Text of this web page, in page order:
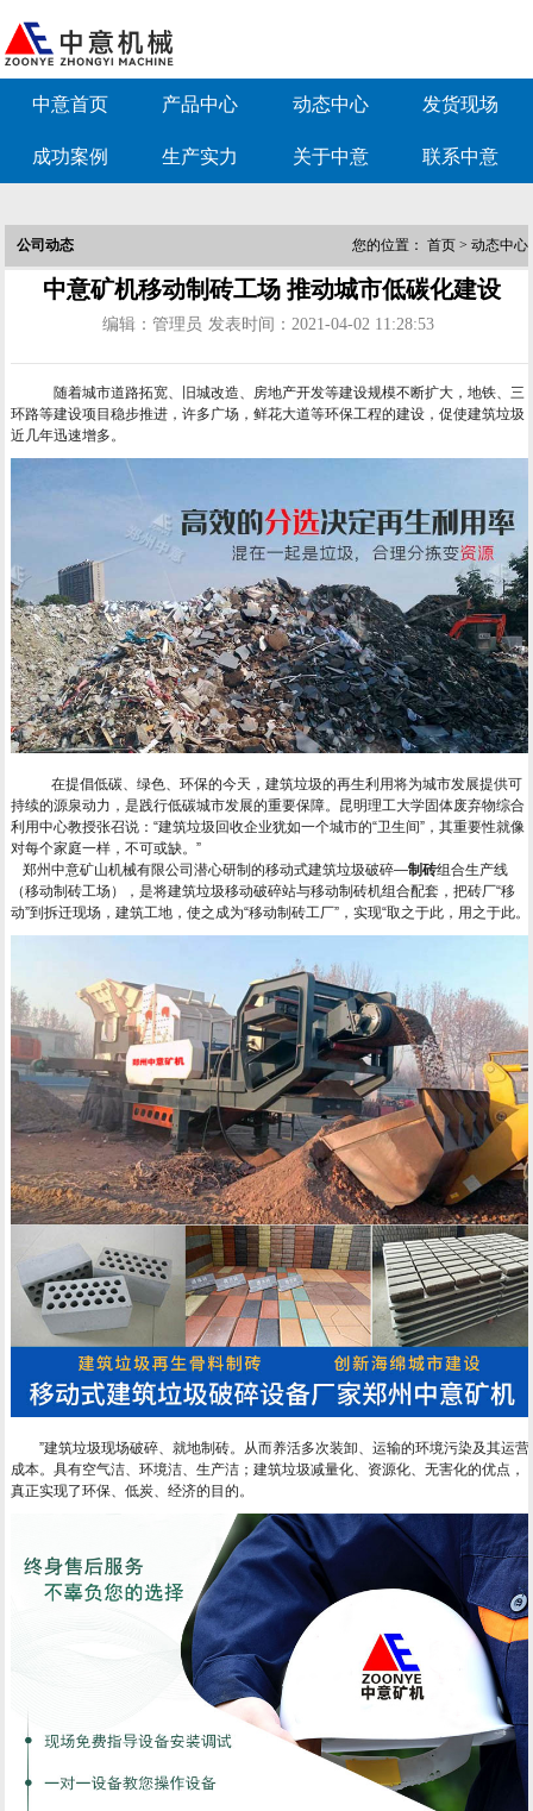
中意首页 产品中心 动态中心 发货现场
成功案例 生产实力 关于中意 联系中意
公司动态 您的位置： 首页> 动态中心
中意矿机移动制砖工场 推动城市低碳化建设
编辑：管理员 发表时间：2021-04-02 11:28:53
随着城市道路拓宽、旧城改造、房地产开发等建设规模不断扩大，地铁、三
环路等建设项目稳步推进，许多广场，鲜花大道等环保工程的建设，促使建筑垃圾
近几年迅速增多。
在提倡低碳、绿色、环保的今天，建筑垃圾的再生利用将为城市发展提供可
持续的源泉动力，是践行低碳城市发展的重要保障。昆明理工大学固体废弃物综合
利用中心教授张召说：“建筑垃圾回收企业犹如一个城市的“卫生间”，其重要性就像
对每个家庭一样，不可或缺。”
郑州中意矿山机械有限公司潜心研制的移动式建筑垃圾破碎—制砖组合生产线
（移动制砖工场），是将建筑垃圾移动破碎站与移动制砖机组合配套，把砖厂“移
动”到拆迁现场，建筑工地，使之成为“移动制砖工厂”，实现“取之于此，用之于此。
”建筑垃圾现场破碎、就地制砖。从而养活多次装卸、运输的环境污染及其运营
成本。具有空气洁、环境洁、生产洁；建筑垃圾减量化、资源化、无害化的优点，
真正实现了环保、低炭、经济的目的。